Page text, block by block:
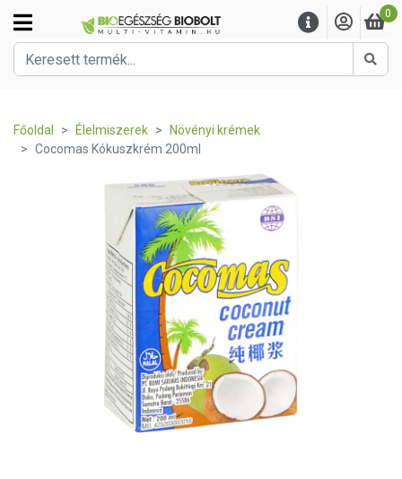
0
Főoldal Élelmiszerek
Növényi krémek
Cocomas Kókuszkrém 200ml